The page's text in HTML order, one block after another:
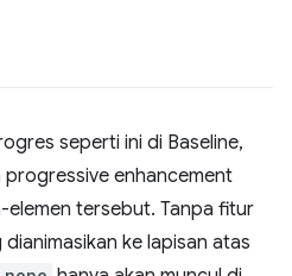
seperti ini di Baseline,
progressive enhancement
elemen tersebut. Tanpa fitur
ke lapisan atas